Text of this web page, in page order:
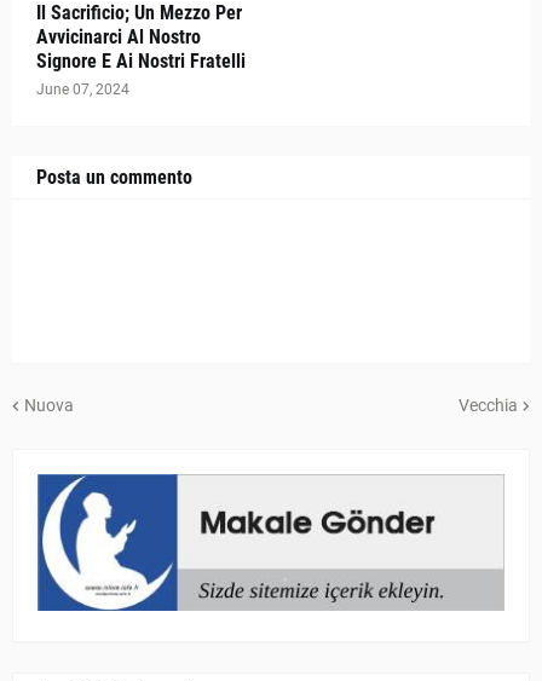
Il Sacrificio; Un Mezzo Per
Avvicinarci Al Nostro
Signore E Ai Nostri Fratelli
June 07, 2024
Posta un commento
Nuova Vecchia